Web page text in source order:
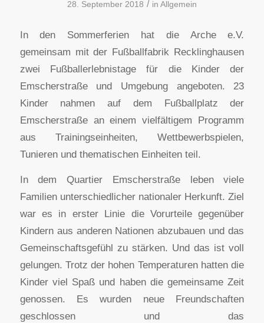
28. September 2018 / in Allgemein
In den Sommerferien hat die Arche e.V.
gemeinsam mit der Fußballfabrik Recklinghausen
zwei Fußballerlebnistage für die Kinder der
Emscherstraße und Umgebung angeboten. 23
Kinder nahmen auf dem Fußballplatz der
Emscherstraße an einem vielfältigem Programm
aus Trainingseinheiten, Wettbewerbspielen,
Tunieren und thematischen Einheiten teil.
In dem Quartier Emscherstraße leben viele
Familien unterschiedlicher nationaler Herkunft. Ziel
war es in erster Linie die Vorurteile gegenüber
Kindern aus anderen Nationen abzubauen und das
Gemeinschaftsgefühl zu stärken. Und das ist voll
gelungen. Trotz der hohen Temperaturen hatten die
Kinder viel Spaß und haben die gemeinsame Zeit
genossen. Es wurden neue Freundschaften
geschlossen und das